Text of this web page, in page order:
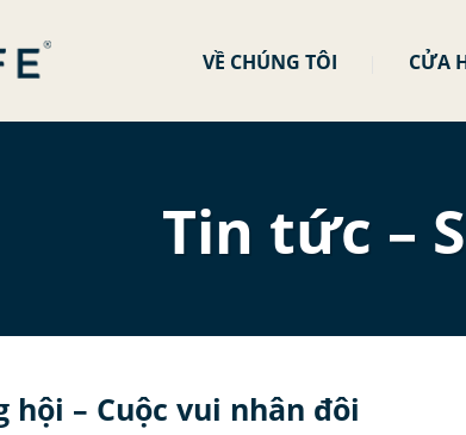
VỀ CHÚNG TÔI CỬA
Tin tức –
hội – Cuộc vui nhân đôi